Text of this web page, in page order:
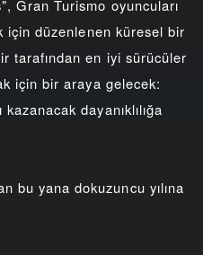
Gran Turismo oyuncuları
için düzenlenen küresel bir
tarafından en iyi sürücüler
için bir araya gelecek:
dayanıklılığa
bu yana dokuzuncu yılına